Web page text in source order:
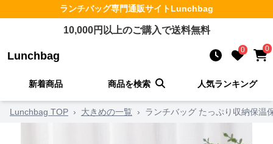
ランチバッグ専門通販サイトLunchbag
10,000円以上のご購入で送料無料
Lunchbag 0 0
新着商品 商品を検索 人気ランキング
Lunchbag TOP › 大きめの一覧 › ランチバッグ たっぷり収納保温